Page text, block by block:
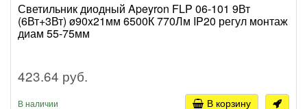
Светильник диодный Apeyron FLP 06-101 9Вт
(6Вт+3Вт) ø90x21мм 6500К 770Лм IP20 регул монтаж
диам 55-75мм
423.64 руб.
В наличии В корзину